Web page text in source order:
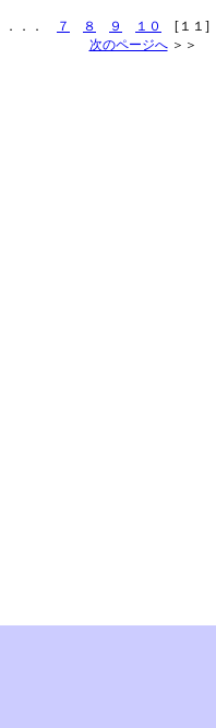
．．． ７ ８ ９ １０ [１１]
次のページへ＞＞